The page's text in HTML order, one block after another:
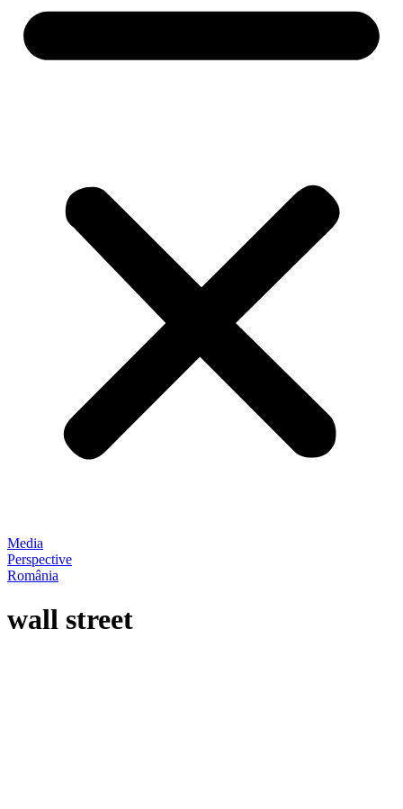
Media
Perspective
România
wall street